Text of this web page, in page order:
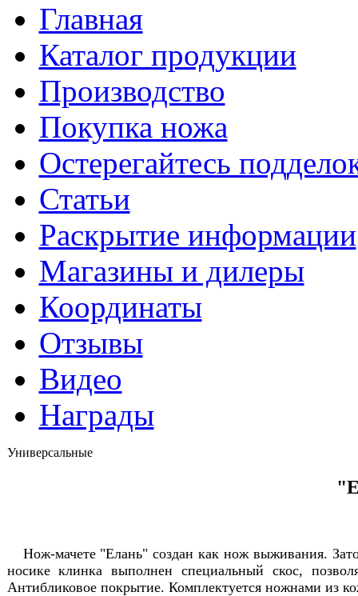
Главная
Каталог продукции
Производство
Покупка ножа
Остерегайтесь
Статьи
Раскрытие информации
Магазины и дилеры
Координаты
Отзывы
Видео
Награды
Универсальные
Нож-мачете "Елань" создан как нож выживания.
носике клинка выполнен специальный скос,
Антибликовое покрытие. Комплектуется ножнами из